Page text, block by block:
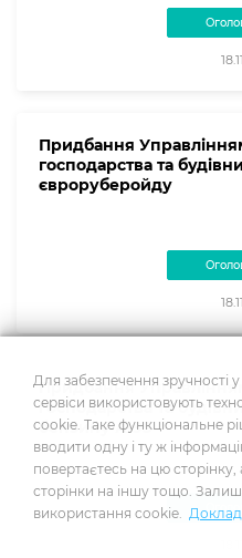
Придбання
господарства та
євроруберойду
Придбання
господарства та
бензину А-95
Для забезпечення зручності
сервіси використовують
cookie. Таке функціональне
вводити одну і ту ж
повертаєтесь на цю сторінку,
сторінки на іншу тощо.
використання cookie.